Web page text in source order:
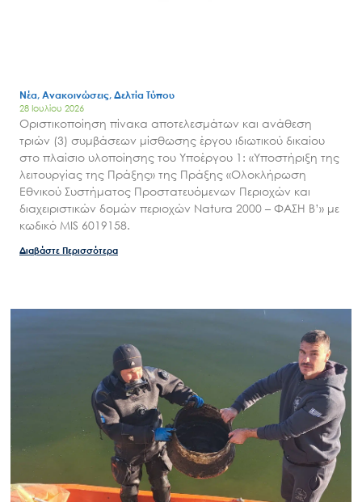
Νέα, Ανακοινώσεις, Δελτία Τύπου
28 Ιουλίου 2026
Οριστικοποίηση πίνακα αποτελεσμάτων και ανάθεση
τριών (3) συμβάσεων μίσθωσης έργου ιδιωτικού δικαίου
στο πλαίσιο υλοποίησης του Υποέργου 1: «Υποστήριξη της
λειτουργίας της Πράξης» της Πράξης «Ολοκλήρωση
Εθνικού Συστήματος Προστατευόμενων Περιοχών και
διαχειριστικών δομών περιοχών Natura 2000 – ΦΑΣΗ Β’» με
κωδικό MIS 6019158.
Διαβάστε Περισσότερα